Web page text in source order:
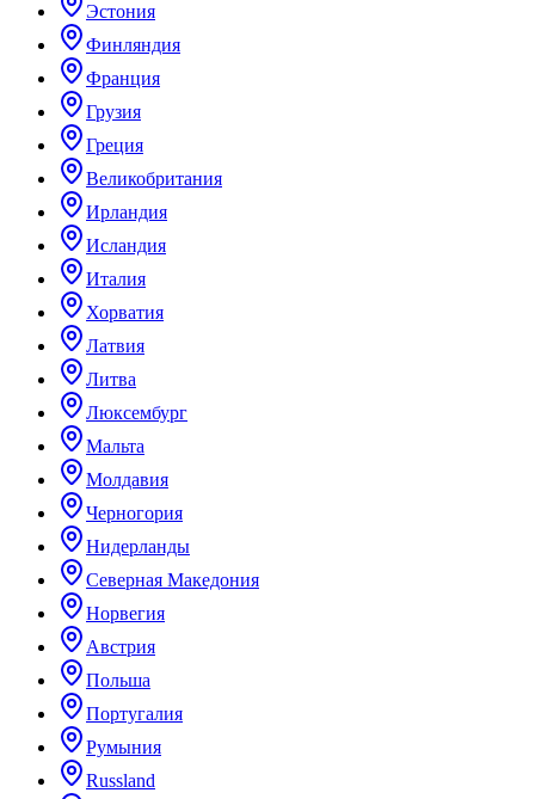
Эстония
Финляндия
Франция
Грузия
Греция
Великобритания
Ирландия
Исландия
Италия
Хорватия
Латвия
Литва
Люксембург
Мальта
Молдавия
Черногория
Нидерланды
Северная Македония
Норвегия
Австрия
Польша
Португалия
Румыния
Russland